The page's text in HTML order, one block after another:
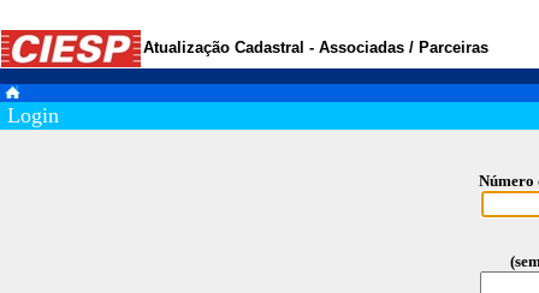
Atualização Cadastral - Associadas / Parceiras
Login
Número